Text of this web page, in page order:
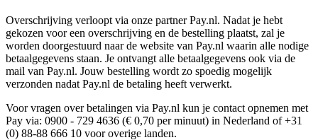
Overschrijving verloopt via onze partner Pay.nl. Nadat je hebt
gekozen voor een overschrijving en de bestelling plaatst, zal je
worden doorgestuurd naar de website van Pay.nl waarin alle nodige
betaalgegevens staan. Je ontvangt alle betaalgegevens ook via de
mail van Pay.nl. Jouw bestelling wordt zo spoedig mogelijk
verzonden nadat Pay.nl de betaling heeft verwerkt.
Voor vragen over betalingen via Pay.nl kun je contact opnemen met
Pay via: 0900 - 729 4636 (€ 0,70 per minuut) in Nederland of +31
(0) 88-88 666 10 voor overige landen.